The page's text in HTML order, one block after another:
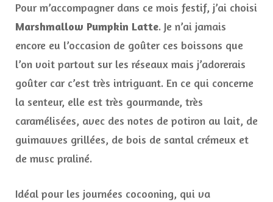
Pour m’accompagner dans ce mois festif, j’ai choisi
Marshmallow Pumpkin Latte. Je n’ai jamais
encore eu l’occasion de goûter ces boissons que
l’on voit partout sur les réseaux mais j’adorerais
goûter car c’est très intriguant. En ce qui concerne
la senteur, elle est très gourmande, très
caramélisées, avec des notes de potiron au lait, de
guimauves grillées, de bois de santal crémeux et
de musc praliné.
Idéal pour les journées cocooning, qui va